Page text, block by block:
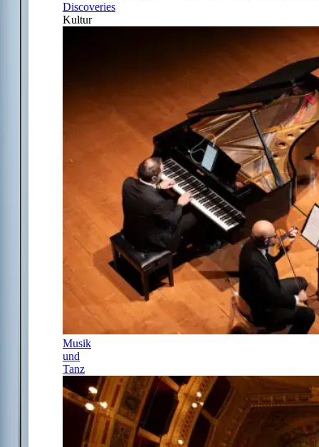
Discoveries
Kultur
Musik
und
Tanz